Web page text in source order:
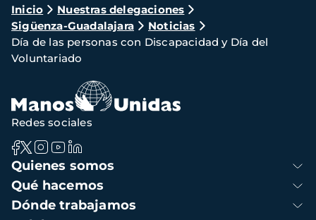
Ruta
de
navegación
Inicio
Nuestras delegaciones
Sigüenza-Guadalajara
Noticias
Día de las personas con Discapacidad y Día del
Voluntariado
Navegación
principal
Quienes somos
Qué hacemos
Dónde trabajamos
Redes sociales